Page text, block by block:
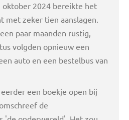
oktober 2024 bereikte het
met zeker tien aanslagen.
paar maanden rustig,
volgden opnieuw een
auto en een bestelbus van
een boekje open bij
de